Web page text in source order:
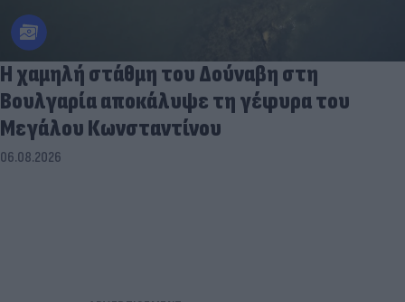
Η χαμηλή στάθμη του Δούναβη στη
Βουλγαρία αποκάλυψε τη γέφυρα του
Μεγάλου Κωνσταντίνου
06.08.2026